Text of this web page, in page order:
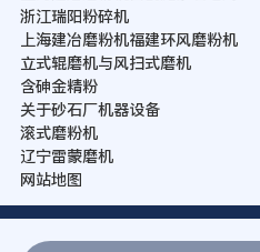
浙江瑞阳粉碎机
上海建冶磨粉机福建环风磨粉机
立式辊磨机与风扫式磨机
含砷金精粉
关于砂石厂机器设备
滚式磨粉机
辽宁雷蒙磨机
网站地图